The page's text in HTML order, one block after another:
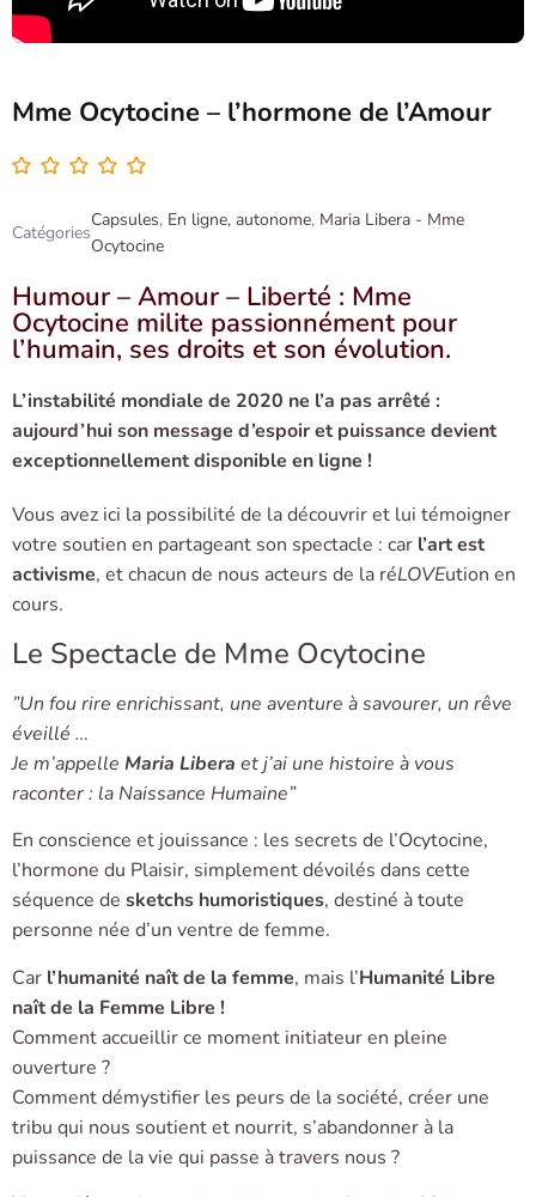
Mme Ocytocine – l’hormone de l’Amour
Catégories
Capsules, En ligne, autonome, Maria Libera - Mme
Ocytocine
Humour – Amour – Liberté : Mme
Ocytocine milite passionnément pour
l’humain, ses droits et son évolution.
L’instabilité mondiale de 2020 ne l’a pas arrêté :
aujourd’hui son message d’espoir et puissance devient
exceptionnellement disponible en ligne !
Vous avez ici la possibilité de la découvrir et lui témoigner
votre soutien en partageant son spectacle : car l’art est
activisme, et chacun de nous acteurs de la réLOVEution en
cours.
Le Spectacle de Mme Ocytocine
”Un fou rire enrichissant, une aventure à savourer, un rêve
éveillé …
Je m’appelle Maria Libera et j’ai une histoire à vous
raconter : la Naissance Humaine”
En conscience et jouissance : les secrets de l’Ocytocine,
l’hormone du Plaisir, simplement dévoilés dans cette
séquence de sketchs humoristiques, destiné à toute
personne née d’un ventre de femme.
Car l’humanité naît de la femme, mais l’Humanité Libre
naît de la Femme Libre !
Comment accueillir ce moment initiateur en pleine
ouverture ?
Comment démystifier les peurs de la société, créer une
tribu qui nous soutient et nourrit, s’abandonner à la
puissance de la vie qui passe à travers nous ?